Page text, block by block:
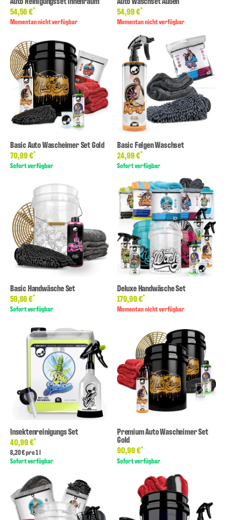
54,56 €*
Momentan nicht verfügbar
54,99 €*
Momentan nicht verfügbar
Basic Auto Wascheimer Set Gold
70,99 €*
Sofort verfügbar
Basic Felgen Waschset
24,99 €*
Sofort verfügbar
Basic Handwäsche Set
59,86 €*
Sofort verfügbar
Deluxe Handwäsche Set
179,99 €*
Momentan nicht verfügbar
Insektenreinigungs Set
40,99 €*
8,20 € pro 1 l
Sofort verfügbar
Premium Auto Wascheimer Set
Gold
90,99 €*
Sofort verfügbar